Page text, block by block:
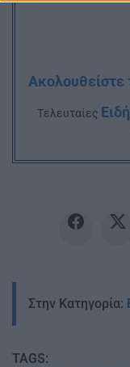
Ακολουθείστε
Tελευταίες
Στην Κατηγορία:
TAGS: